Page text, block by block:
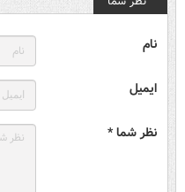
نام
ایمیل
نظر شما *